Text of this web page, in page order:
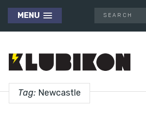
MENU
Tag: Newcastle